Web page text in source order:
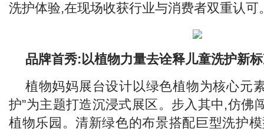
洗护体验,在现场收获行业与消费者双重认可
品牌首秀:以植物力量去诠释儿童洗护新
植物妈妈展台设计以绿色植物为核心元
护”为主题打造沉浸式展区。步入其中,仿佛
植物乐园。清新绿色的布景搭配巨型洗护